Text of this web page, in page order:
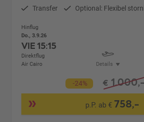
Transfer Optional: Flexibel
Hinflug
Do., 3.9.26
VIE15:15
Direktflug
Air Cairo
Details
-24% € 1.000,-
p.P. ab € 758,-